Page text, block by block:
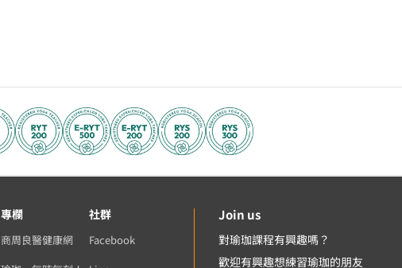
專欄
商周良醫健康網
社群
Facebook
Join us
對瑜珈課程有興趣嗎？
歡迎有興趣想練習瑜珈的朋友